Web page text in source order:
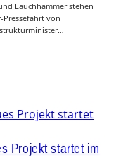
Lauchhammer stehen
von
Projekt startet im